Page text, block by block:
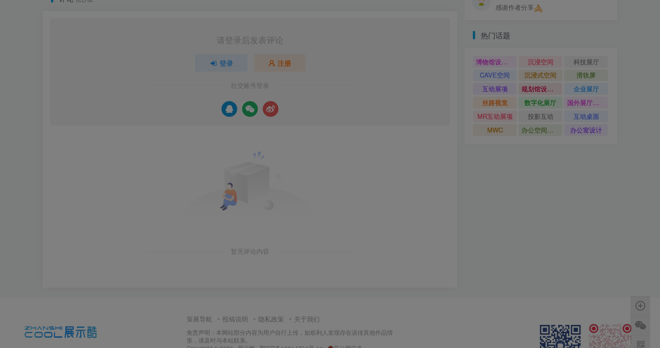
请登录后发表评论
登录 注册
社交账号登录
暂无评论内容
感谢作者分享
热门话题
博物馆设计方案 沉浸空间
科技展厅
CAVE空间
沉浸式空间
滑轨屏
互动展项
规划馆设计方案
企业展厅
丝路视觉
数字化展厅
国外展厅案例
MR互动展项
投影互动
互动桌面
MWC
办公空间设计 办公室设计
策展导航 投稿说明 隐私政策 关于我们
免责声明：本网站部分内容为用户自行上传，如权利人发现存在误传其他作品情
形，请及时与本站联系。